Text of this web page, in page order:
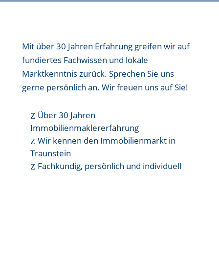
Mit über 30 Jahren Erfahrung greifen wir auf
fundiertes Fachwissen und lokale
Marktkenntnis zurück. Sprechen Sie uns
gerne persönlich an. Wir freuen uns auf Sie!
Über 30 Jahren
Immobilienmaklererfahrung
Wir kennen den Immobilienmarkt in
Traunstein
Fachkundig, persönlich und individuell